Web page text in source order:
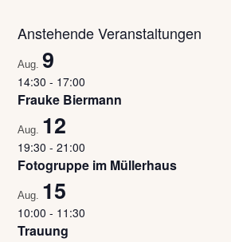
Anstehende Veranstaltungen
Aug. 9
14:30 - 17:00
Frauke Biermann
Aug. 12
19:30 -21:00
Fotogruppe im Müllerhaus
Aug. 15
10:00 - 11:30
Trauung